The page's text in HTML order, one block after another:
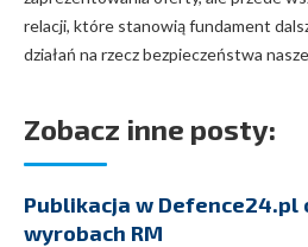
relacji, które stanowią fundament
działań na rzecz bezpieczeństwa
Zobacz inne posty:
Publikacja w Defence24.pl
wyrobach RM